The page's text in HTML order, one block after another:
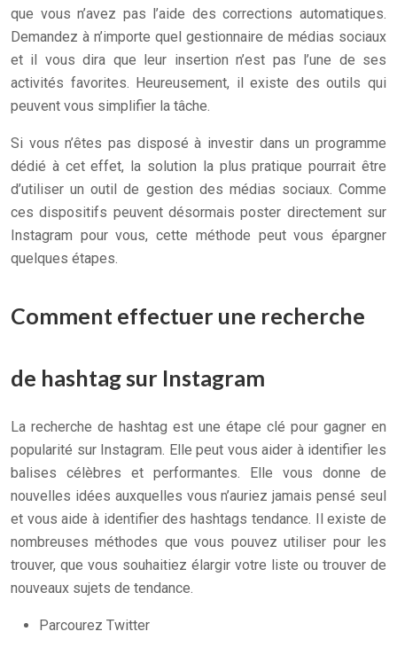
que vous n’avez pas l’aide des corrections automatiques.
Demandez à n’importe quel gestionnaire de médias sociaux
et il vous dira que leur insertion n’est pas l’une de ses
activités favorites. Heureusement, il existe des outils qui
peuvent vous simplifier la tâche.
Si vous n’êtes pas disposé à investir dans un programme
dédié à cet effet, la solution la plus pratique pourrait être
d’utiliser un outil de gestion des médias sociaux. Comme
ces dispositifs peuvent désormais poster directement sur
Instagram pour vous, cette méthode peut vous épargner
quelques étapes.
Comment effectuer une recherche
de hashtag sur Instagram
La recherche de hashtag est une étape clé pour gagner en
popularité sur Instagram. Elle peut vous aider à identifier les
balises célèbres et performantes. Elle vous donne de
nouvelles idées auxquelles vous n’auriez jamais pensé seul
et vous aide à identifier des hashtags tendance. Il existe de
nombreuses méthodes que vous pouvez utiliser pour les
trouver, que vous souhaitiez élargir votre liste ou trouver de
nouveaux sujets de tendance.
Parcourez Twitter